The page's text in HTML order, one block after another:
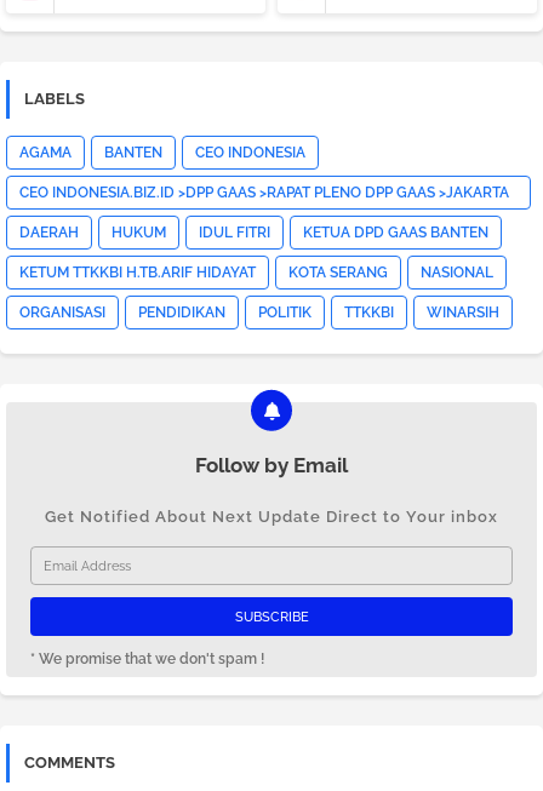
LABELS
AGAMA BANTEN CEO INDONESIA
CEO INDONESIA.BIZ.ID >DPP GAAS >RAPAT PLENO DPP GAAS >JAKARTA
PUSAT>HOTNEWS>
DAERAH HUKUM IDUL FITRI KETUA DPD GAAS BANTEN
KETUM TTKKBI H.TB.ARIF HIDAYAT KOTA SERANG NASIONAL
ORGANISASI PENDIDIKAN POLITIK TTKKBI WINARSIH
Follow by Email
Get Notified About Next Update Direct to Your inbox
* We promise that we don't spam !
COMMENTS